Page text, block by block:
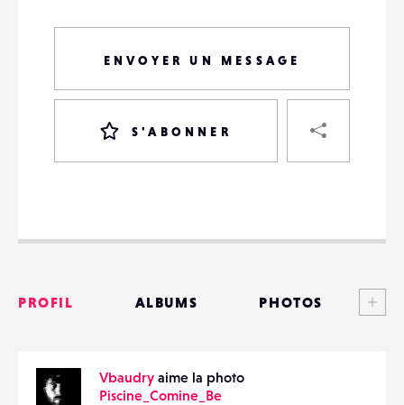
ENVOYER UN MESSAGE
S'ABONNER
DESTINATAIRE
VOTRE
VOTRE
PROFIL ALBUMS PHOTOS
Vbaudry aime la photo
Piscine_Comine_Be